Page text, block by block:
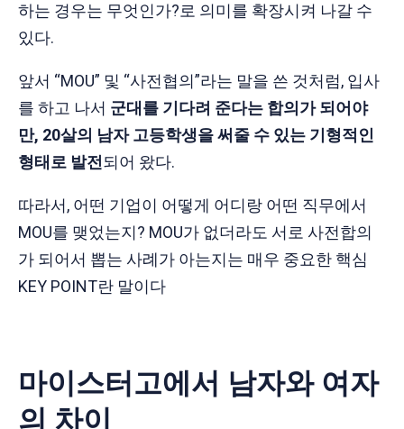
하는 경우는 무엇인가?로 의미를 확장시켜 나갈 수
있다.
앞서 “MOU” 및 “사전협의”라는 말을 쓴 것처럼, 입사
를 하고 나서 군대를 기다려 준다는 합의가 되어야
만, 20살의 남자 고등학생을 써줄 수 있는 기형적인
형태로 발전 되어 왔다.
따라서, 어떤 기업이 어떻게 어디랑 어떤 직무에서
MOU를 맺었는지? MOU가 없더라도 서로 사전합의
가 되어서 뽑는 사례가 아는지는 매우 중요한 핵심
KEY POINT란 말이다
마이스터고에서 남자와 여자
의 차이